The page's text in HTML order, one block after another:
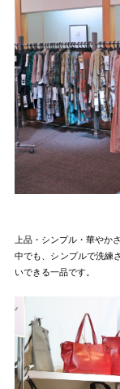
上品・シンプル・華やか
中でも、シンプルで洗練
いできる一品です。